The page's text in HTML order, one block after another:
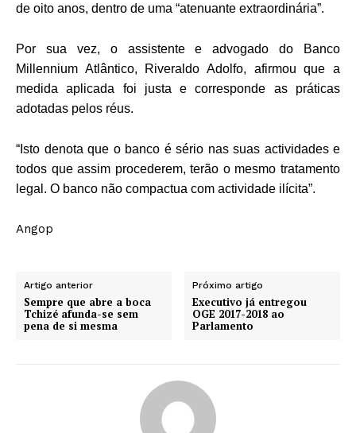
de oito anos, dentro de uma “atenuante extraordinária”.
Por sua vez, o assistente e advogado do Banco
Millennium Atlântico, Riveraldo Adolfo, afirmou que a
medida aplicada foi justa e corresponde as práticas
adotadas pelos réus.
“Isto denota que o banco é sério nas suas actividades e
todos que assim procederem, terão o mesmo tratamento
legal. O banco não compactua com actividade ilícita”.
Angop
Artigo anterior
Sempre que abre a boca
Tchizé afunda-se sem
pena de si mesma
Próximo artigo
Executivo já entregou
OGE 2017-2018 ao
Parlamento